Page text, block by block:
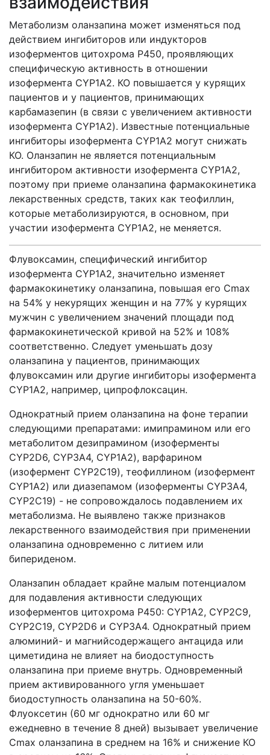
Метаболизм оланзапина может изменяться под
действием ингибиторов или индукторов
изоферментов цитохрома Р450, проявляющих
специфическую активность в отношении
изофермента CYP1A2. КО повышается у курящих
пациентов и у пациентов, принимающих
карбамазепин (в связи с увеличением активности
изофермента CYP1A2). Известные потенциальные
ингибиторы изофермента CYP1A2 могут снижать
КО. Оланзапин не является потенциальным
ингибитором активности изофермента CYP1A2,
поэтому при приеме оланзапина фармакокинетика
лекарственных средств, таких как теофиллин,
которые метаболизируются, в основном, при
участии изофермента CYP1A2, не меняется.
Флувоксамин, специфический ингибитор
изофермента CYP1A2, значительно изменяет
фармакокинетику оланзапина, повышая его Cmax
на 54% у некурящих женщин и на 77% у курящих
мужчин с увеличением значений площади под
фармакокинетической кривой на 52% и 108%
соответственно. Следует уменьшать дозу
оланзапина у пациентов, принимающих
флувоксамин или другие ингибиторы изофермента
CYP1A2, например, ципрофлоксацин.
Однократный прием оланзапина на фоне терапии
следующими препаратами: имипрамином или его
метаболитом дезипрамином (изоферменты
CYP2D6, CYP3A4, CYP1A2), варфарином
(изофермент CYP2C19), теофиллином (изофермент
CYP1A2) или диазепамом (изоферменты CYP3A4,
CYP2C19) - не сопровождалось подавлением их
метаболизма. Не выявлено также признаков
лекарственного взаимодействия при применении
оланзапина одновременно с литием или
бипериденом.
Оланзапин обладает крайне малым потенциалом
для подавления активности следующих
изоферментов цитохрома Р450: CYP1A2, CYP2C9,
CYP2C19, CYP2D6 и CYP3A4. Однократный прием
алюминий- и магнийсодержащего антацида или
циметидина не влияет на биодоступность
оланзапина при приеме внутрь. Одновременный
прием активированного угля уменьшает
биодоступность оланзапина на 50-60%.
Флуоксетин (60 мг однократно или 60 мг
ежедневно в течение 8 дней) вызывает увеличение
Cmax оланзапина в среднем на 16% и снижение КО